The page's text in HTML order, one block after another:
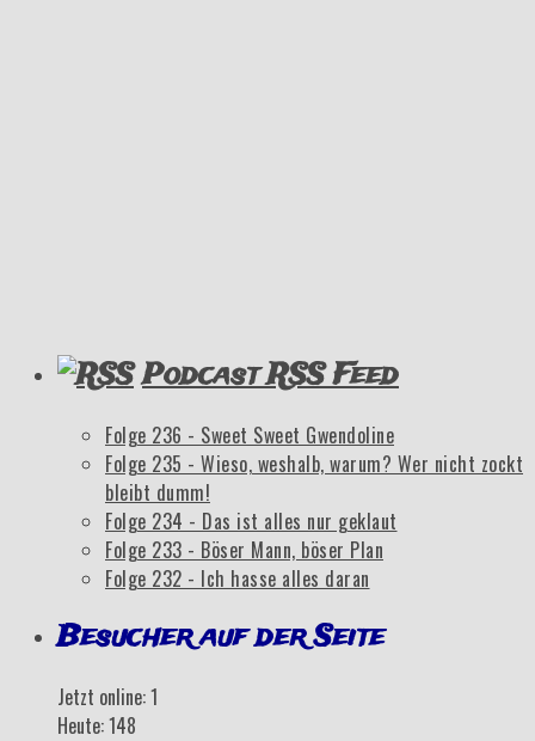
Podcast RSS Feed
Folge 236 - Sweet Sweet Gwendoline
Folge 235 - Wieso, weshalb, warum? Wer nicht zockt
bleibt dumm!
Folge 234 - Das ist alles nur geklaut
Folge 233 - Böser Mann, böser Plan
Folge 232 - Ich hasse alles daran
Besucher auf der Seite
Jetzt online: 1
Heute: 148